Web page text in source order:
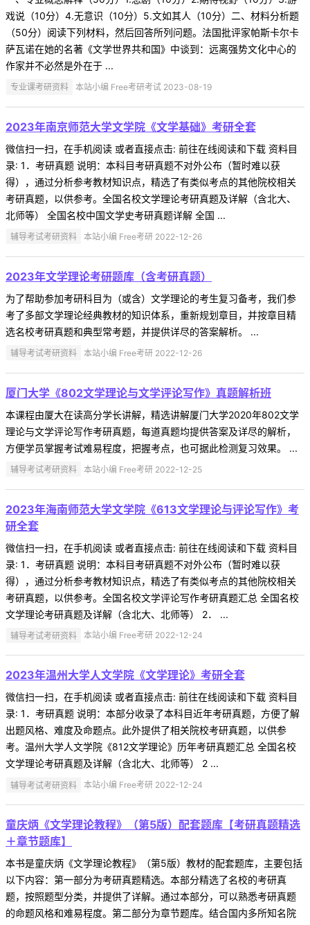
戏说（10分）4.无意识（10分）5.文如其人（10分）二、材料分析题
（50分）阅读下列材料，然后回答所列问题。法国批评家帕斯卡尔卡
萨瓦诺在她的名著《文学世界共和国》中谈到：远离强势文化中心的
作家并不必然是外在于 ...
专业课考研资料 本站小编 Free考研考试 2023-08-19
2023年南京师范大学文学院《文学基础》考研全套
微信扫一扫，在手机阅读 或者直接点击: 前往在线阅读和下载 资料目
录: 1．考研真题 说明：本科目考研真题不对外公布（暂时难以获
得），通过分析参考教材知识点，精选了有类似考点的其他院校相关
考研真题，以供参考。全国名校文学理论考研真题及详解（含北大、
北师等） 全国名校中国文学史考研真题详解 全国 ...
辅导考试考研资料 本站小编 Free考研 2022-12-26
2023年文学理论考研题库（含考研真题）
为了帮助参加考研科目为（或含）文学理论的考生复习备考，我们参
考了多部文学理论经典教材的知识体系，重新规划章目，并按章目精
选名校考研真题和典型常考题，并提供详尽的答案解析。 ...
辅导考试考研资料 本站小编 Free考研 2022-12-26
厦门大学《802文学理论与文学评论写作》真题解析班
本课程由厦大在读高分学长讲解，精选讲解厦门大学2020年802文学
理论与文学评论写作考研真题，每道真题均提供答案及详尽的解析，
方便学员掌握考试难易程度，把握考点，也可据此检测复习效果。 ...
辅导考试考研资料 本站小编 Free考研 2022-12-25
2023年海南师范大学文学院《613文学理论与评论写作》考
研全套
微信扫一扫，在手机阅读 或者直接点击: 前往在线阅读和下载 资料目
录: 1．考研真题 说明：本科目考研真题不对外公布（暂时难以获
得），通过分析参考教材知识点，精选了有类似考点的其他院校相关
考研真题，以供参考。全国名校文学评论写作考研真题汇总 全国名校
文学理论考研真题及详解（含北大、北师等） 2． ...
辅导考试考研资料 本站小编 Free考研 2022-12-24
2023年温州大学人文学院《文学理论》考研全套
微信扫一扫，在手机阅读 或者直接点击: 前往在线阅读和下载 资料目
录: 1．考研真题 说明：本部分收录了本科目近年考研真题，方便了解
出题风格、难度及命题点。此外提供了相关院校考研真题，以供参
考。温州大学人文学院《812文学理论》历年考研真题汇总 全国名校
文学理论考研真题及详解（含北大、北师等） 2 ...
辅导考试考研资料 本站小编 Free考研 2022-12-24
童庆炳《文学理论教程》（第5版）配套题库【考研真题精选
＋章节题库】
本书是童庆炳《文学理论教程》（第5版）教材的配套题库，主要包括
以下内容：第一部分为考研真题精选。本部分精选了名校的考研真
题，按照题型分类，并提供了详解。通过本部分，可以熟悉考研真题
的命题风格和难易程度。第二部分为章节题库。结合国内多所知名院